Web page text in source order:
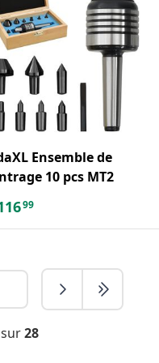
Ensemble de
10 pcs MT2
99
sur28